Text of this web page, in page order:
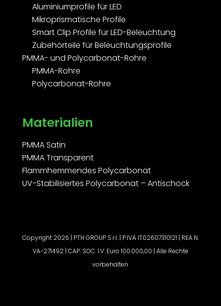
Aluminiumprofile für LED
Mikroprismatische Profile
Smart Clip Profile für LED-Beleuchtung
Zubehörteile für Beleuchtungsprofile
PMMA- und Polycarbonat-Rohre
PMMA-Rohre
Polycarbonat-Rohre
Materialien
PMMA Satin
PMMA Transparent
Flammhemmendes Polycarbonat
UV-Stabilisiertes Polycarbonat – Antischock
Copyright 2026 | PTH GROUP S.r.l. | P.IVA IT02607310121 | REA N.
VA-271492 | CAP. SOC. I.V. Euro 100.000,00 | Alle Rechte
vorbehalten